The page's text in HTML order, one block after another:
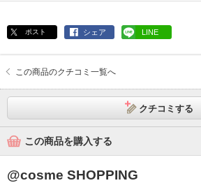
ポスト シェア LINE
この商品のクチコミ一覧へ
クチコミする
この商品を購入する
@cosme SHOPPING